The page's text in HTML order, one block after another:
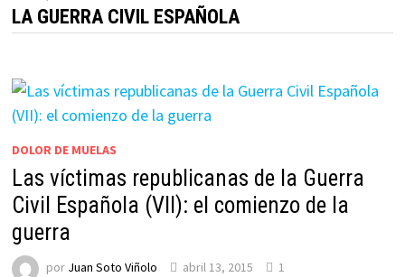
LA GUERRA CIVIL ESPAÑOLA
DOLOR DE MUELAS
Las víctimas republicanas de la Guerra
Civil Española (VII): el comienzo de la
guerra
por Juan Soto Viñolo abril 13, 2015 1